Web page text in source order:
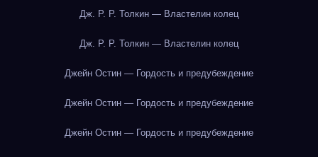
Дж. Р. Р. Толкин — Властелин колец
Дж. Р. Р. Толкин — Властелин колец
Джейн Остин — Гордость и предубеждение
Джейн Остин — Гордость и предубеждение
Джейн Остин — Гордость и предубеждение